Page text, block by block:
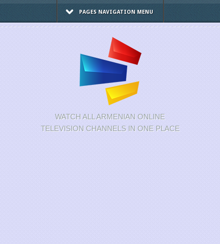
PAGES NAVIGATION MENU
WATCH ALL ARMENIAN ONLINE
TELEVISION CHANNELS IN ONE PLACE